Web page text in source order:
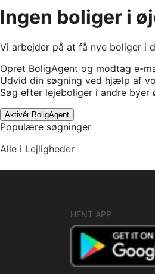
Ingen boliger i
Vi arbejder på at få nye boliger i
Opret BoligAgent og modtag e-
Udvid din søgning ved hjælp af
Søg efter lejeboliger i andre byer
Aktivér BoligAgent
Populære søgninger
Alle i Lejligheder
HENT APP